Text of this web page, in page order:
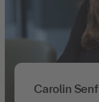
Carolin Senf